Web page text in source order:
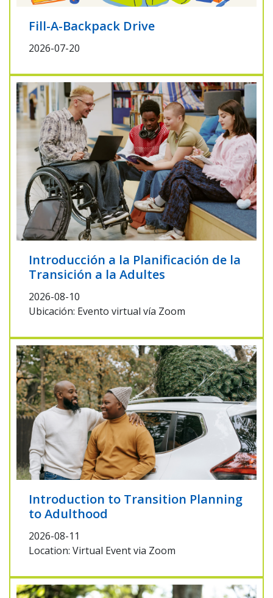
Fill-A-Backpack Drive
2026-07-20
Introducción a la Planificación de la
Transición a la Adultes
2026-08-10
Ubicación: Evento virtual vía Zoom
Introduction to Transition Planning
to Adulthood
2026-08-11
Location: Virtual Event via Zoom